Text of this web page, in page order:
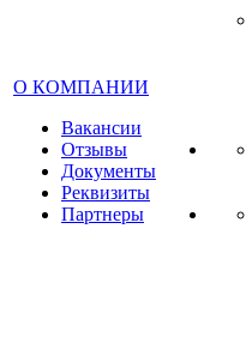
О КОМПАНИИ
Вакансии
Отзывы
Документы
Реквизиты
Партнеры